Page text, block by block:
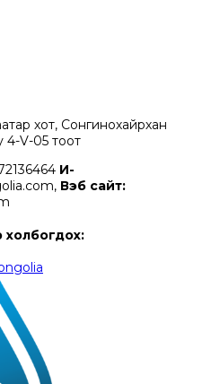
хот, Сонгинохайрхан
4-V-05 тоот
И-
Вэб сайт:
холбогдох: